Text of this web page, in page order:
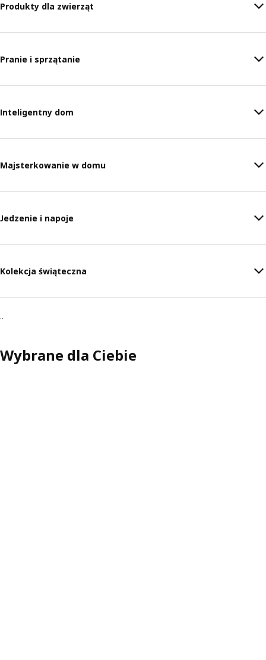
Produkty dla zwierząt
Pranie i sprzątanie
Inteligentny dom
Majsterkowanie w domu
Jedzenie i napoje
Kolekcja świąteczna
..
Wybrane dla Ciebie